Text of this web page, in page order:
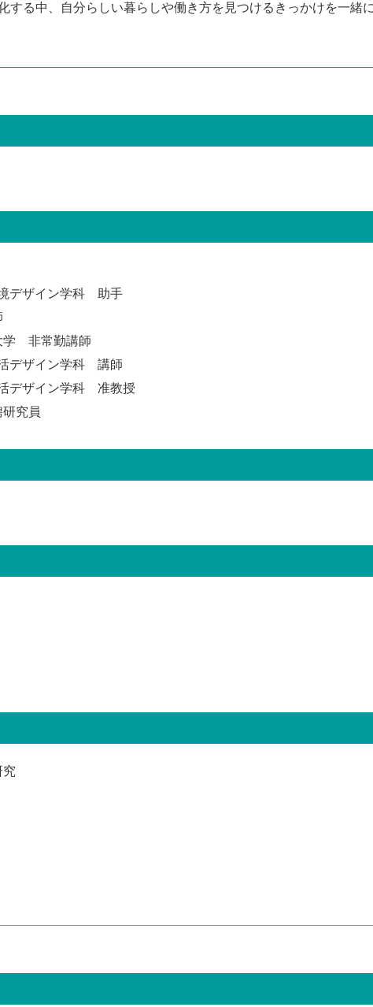
る中、自分らしい暮らしや働き方を見つけるきっかけを一緒
デザイン学科 助手
学 非常勤講師
デザイン学科 講師
デザイン学科 准教授
究員
究